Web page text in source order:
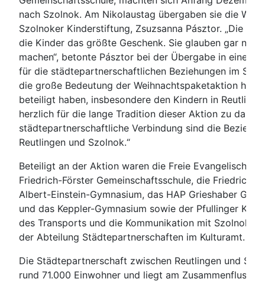
nach Szolnok. Am Nikolaustag übergaben sie die
Szolnoker Kinderstiftung, Zsuzsanna Pásztor. „Die
die Kinder das größte Geschenk. Sie glauben gar
machen“, betonte Pásztor bei der Übergabe in einem
für die städtepartnerschaftlichen Beziehungen im
die große Bedeutung der Weihnachtspaketaktion
beteiligt haben, insbesondere den Kindern in
herzlich für die lange Tradition dieser Aktion zu
städtepartnerschaftliche Verbindung sind die
Reutlingen und Szolnok.“
Beteiligt an der Aktion waren die Freie Evangelische
Friedrich-Förster Gemeinschaftsschule, die Friedrich-
Albert-Einstein-Gymnasium, das HAP Grieshaber
und das Keppler-Gymnasium sowie der Pfullinger
des Transports und die Kommunikation mit Szolnok
der Abteilung Städtepartnerschaften im Kulturamt.
Die Städtepartnerschaft zwischen Reutlingen und
rund 71.000 Einwohner und liegt am Zusammenfluss